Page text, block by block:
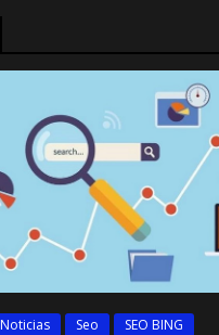
Noticias Seo SEO BING